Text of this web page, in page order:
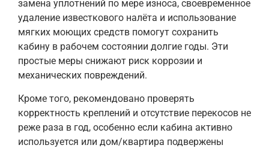
замена уплотнений по мере износа, своевременное
удаление известкового налёта и использование
мягких моющих средств помогут сохранить
кабину в рабочем состоянии долгие годы. Эти
простые меры снижают риск коррозии и
механических повреждений.
Кроме того, рекомендовано проверять
корректность креплений и отсутствие перекосов не
реже раза в год, особенно если кабина активно
используется или дом/квартира подвержены